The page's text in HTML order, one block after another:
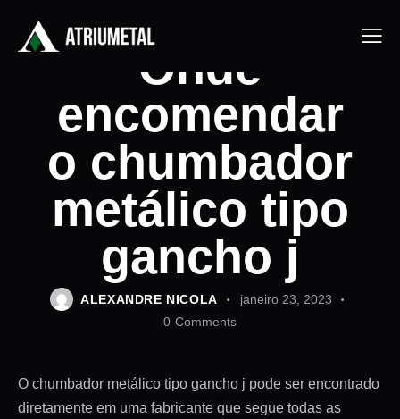
Onde
encomendar
o chumbador
metálico tipo
gancho j
ALEXANDRE NICOLA
janeiro 23, 2023
0 Comments
O chumbador metálico tipo gancho j pode ser encontrado
diretamente em uma fabricante que segue todas as